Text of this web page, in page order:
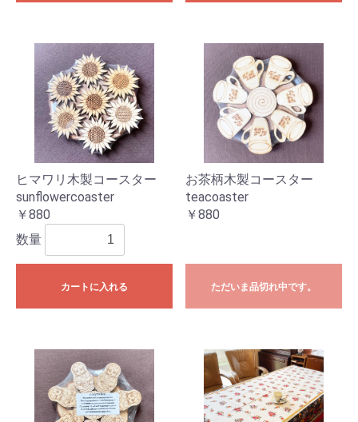
ヒマワリ木製コースター
sunflowercoaster
￥880
数量
カートに入れる
お茶柄木製コースター
teacoaster
￥880
ただいま品切れ中です。